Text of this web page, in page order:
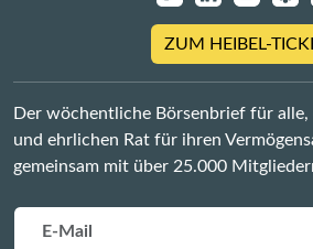
ZUM HEIBEL-
Der wöchentliche Börsenbrief für
und ehrlichen Rat für ihren
gemeinsam mit über 25.000